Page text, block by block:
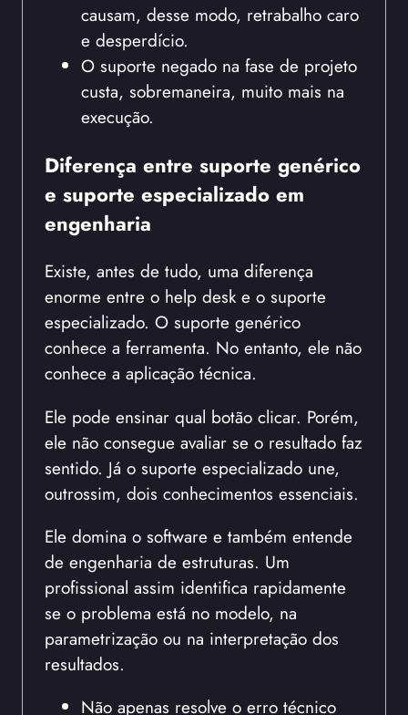
causam, desse modo, retrabalho caro
e desperdício.
O suporte negado na fase de projeto
custa, sobremaneira, muito mais na
execução.
Diferença entre suporte genérico
e suporte especializado em
engenharia
Existe, antes de tudo, uma diferença
enorme entre o help desk e o suporte
especializado. O suporte genérico
conhece a ferramenta. No entanto, ele não
conhece a aplicação técnica.
Ele pode ensinar qual botão clicar. Porém,
ele não consegue avaliar se o resultado faz
sentido. Já o suporte especializado une,
outrossim, dois conhecimentos essenciais.
Ele domina o software e também entende
de engenharia de estruturas. Um
profissional assim identifica rapidamente
se o problema está no modelo, na
parametrização ou na interpretação dos
resultados.
Não apenas resolve o erro técnico